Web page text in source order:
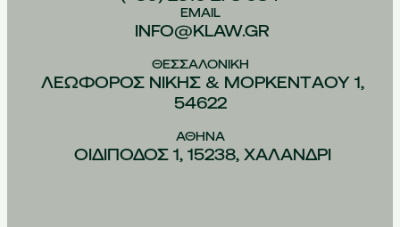
EMAIL
INFO@KLAW.GR
ΘΕΣΣΑΛΟΝIΚΗ
ΛΕΩΦOΡΟΣ ΝIΚΗΣ & ΜΟΡΚΕΝΤAΟΥ 1,
54622
ΑΘHΝΑ
ΟΙΔIΠΟΔΟΣ 1, 15238, ΧΑΛAΝΔΡΙ